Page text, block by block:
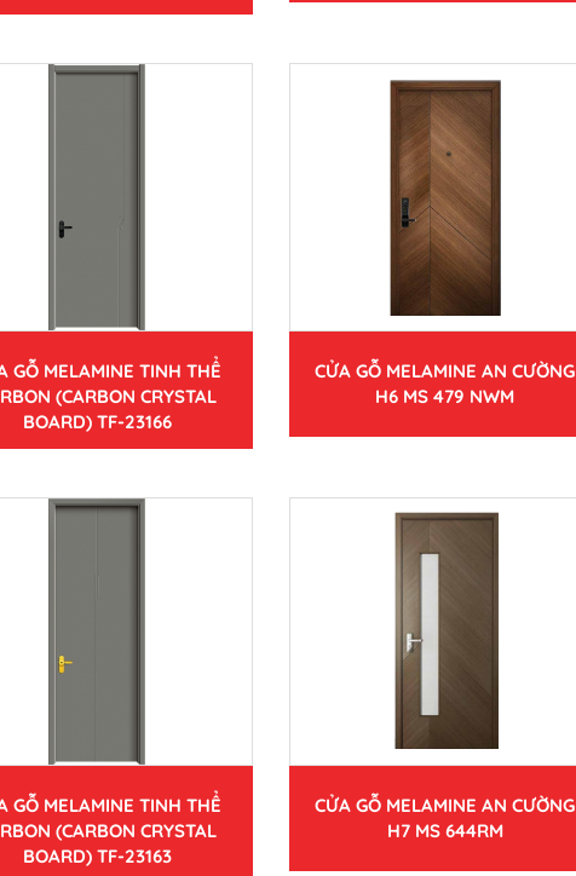
GỖ MELAMINE TINH THỂ
(CARBON CRYSTAL
BOARD) TF-23166
CỬA GỖ MELAMINE AN CƯỜNG
H6 MS 479 NWM
GỖ MELAMINE TINH THỂ
(CARBON CRYSTAL
BOARD) TF-23163
CỬA GỖ MELAMINE AN CƯỜNG
H7 MS 644RM